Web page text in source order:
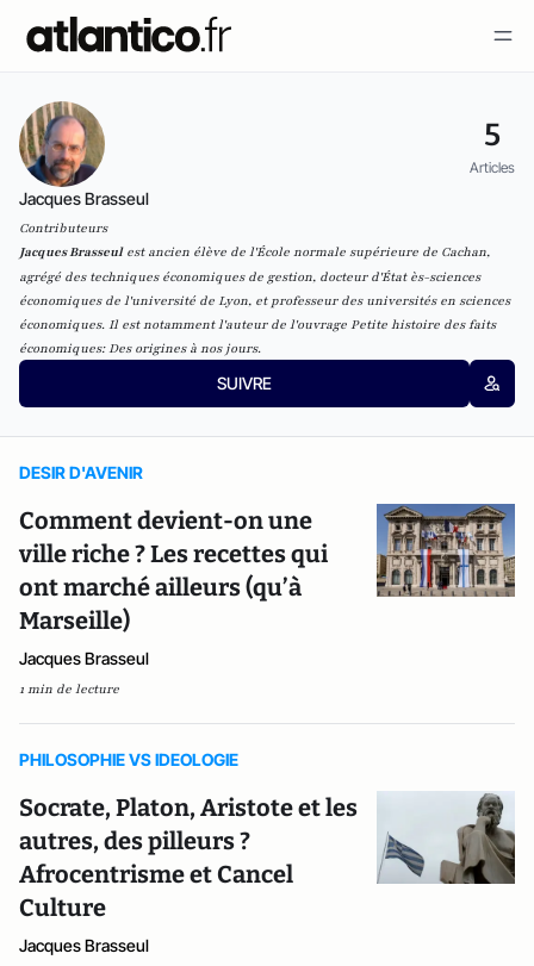
5
Articles
Jacques Brasseul
Contributeurs
Jacques Brasseulest ancien élève de l'École normale supérieure de Cachan,
agrégé des techniques économiques de gestion, docteur d'État ès-sciences
économiques de l'université de Lyon, et professeur des universités en sciences
économiques. Il est notamment l'auteur de l'ouvrage Petite histoire des faits
économiques: Des origines à nos jours.
SUIVRE
DESIR D'AVENIR
Comment devient-on une
ville riche ? Les recettes qui
ont marché ailleurs (qu’à
Marseille)
Jacques Brasseul
1 min de lecture
PHILOSOPHIE VS IDEOLOGIE
Socrate, Platon, Aristote et les
autres, des pilleurs ?
Afrocentrisme et Cancel
Culture
Jacques Brasseul